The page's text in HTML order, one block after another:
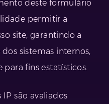
deste formulário
permitir a
site, garantindo a
sistemas internos,
para fins estatísticos.
são avaliados